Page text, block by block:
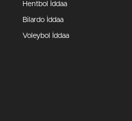
Hentbol İddaa
Bilardo İddaa
Voleybol İddaa